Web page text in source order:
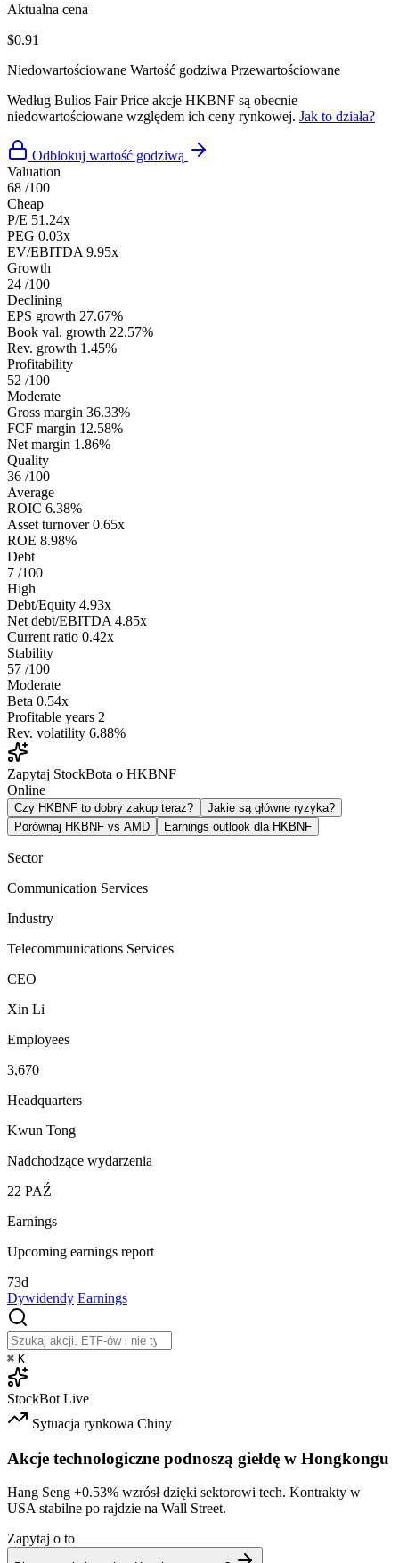
Aktualna cena
$0.91
Niedowartościowane Wartość godziwa Przewartościowane
Według Bulios Fair Price akcje HKBNF są obecnie
niedowartościowane względem ich ceny rynkowej. Jak to działa?
Odblokuj wartość godziwą
Valuation
68 /100
Cheap
P/E 51.24x
PEG 0.03x
EV/EBITDA 9.95x
Growth
24 /100
Declining
EPS growth 27.67%
Book val. growth 22.57%
Rev. growth 1.45%
Profitability
52 /100
Moderate
Gross margin 36.33%
FCF margin 12.58%
Net margin 1.86%
Quality
36 /100
Average
ROIC 6.38%
Asset turnover 0.65x
ROE 8.98%
Debt
7 /100
High
Debt/Equity 4.93x
Net debt/EBITDA 4.85x
Current ratio 0.42x
Stability
57 /100
Moderate
Beta 0.54x
Profitable years 2
Rev. volatility 6.88%
Zapytaj StockBota o HKBNF
Online
Czy HKBNF to dobry zakup teraz?
Jakie są główne ryzyka?
Porównaj HKBNF vs AMD
Earnings outlook dla HKBNF
Sector
Communication Services
Industry
Telecommunications Services
CEO
Xin Li
Employees
3,670
Headquarters
Kwun Tong
Nadchodzące wydarzenia
22 PAŹ
Earnings
Upcoming earnings report
73d
Dywidendy Earnings
⌘ K
StockBot Live
Sytuacja rynkowa Chiny
Akcje technologiczne podnoszą giełdę w Hongkongu
Hang Seng +0.53% wzrósł dzięki sektorowi tech. Kontrakty w
USA stabilne po rajdzie na Wall Street.
Zapytaj o to